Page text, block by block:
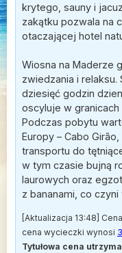
krytego, sauny i
zakątku pozwala na
otaczającej hotel
Wiosna na Maderze
zwiedzania i relaksu.
dziesięć godzin
oscyluje w
Podczas pobytu
Europy – Cabo
transportu do
w tym czasie bujną
laurowych oraz
z bananami, co
[Aktualizacja 13:48]
cena wycieczki wynosi
Tytułowa cena